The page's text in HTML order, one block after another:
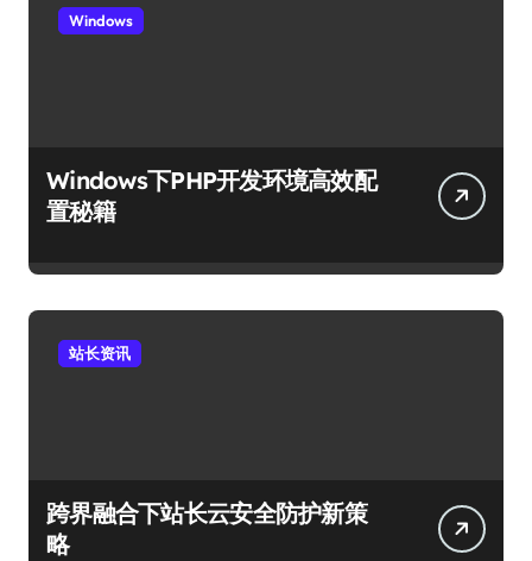
Windows
Windows下PHP开发环境高效配
置秘籍
站长资讯
跨界融合下站长云安全防护新策
略